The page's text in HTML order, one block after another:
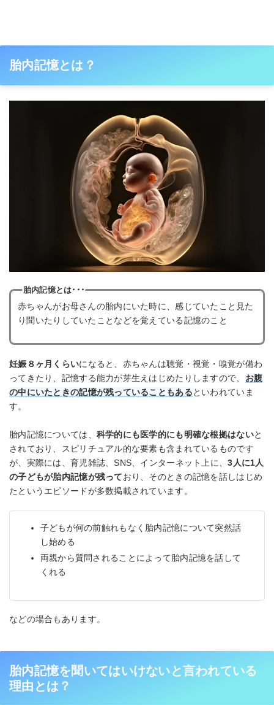
胎内記憶とは？
胎内記憶とは･･･
赤ちゃんがお母さんの胎内にいた時に、感じていたこと見た
り聞いたりしていたことなどを覚えている記憶のこと
妊娠８ヶ月くらいになると、赤ちゃんは聴覚・視覚・嗅覚が備わ
ってきたり、記憶する能力が芽生えはじめたりしますので、 お腹
の中にいたときの記憶が残っていることもあるといわれていま
す。
胎内記憶については、 科学的にも医学的にも明確な根拠はないと
されており、スピリチュアル的な要素も含まれているものです
が、実際には、育児雑誌、SNS、インターネット上に、3人に1人
の子どもが胎内記憶が残っており、そのときの記憶を話しはじめ
たというエピソードが多数掲載されています。
子どもが何の前触れもなく胎内記憶について突然話
し始める
両親から質問されることによって胎内記憶を話して
くれる
などの場合もあります。
胎内記憶を聞いてはいけないと言われている
理由とは？